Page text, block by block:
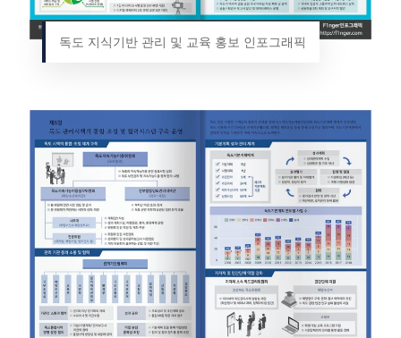
독도 지식기반 관리 및 교육 홍보 인포그래픽